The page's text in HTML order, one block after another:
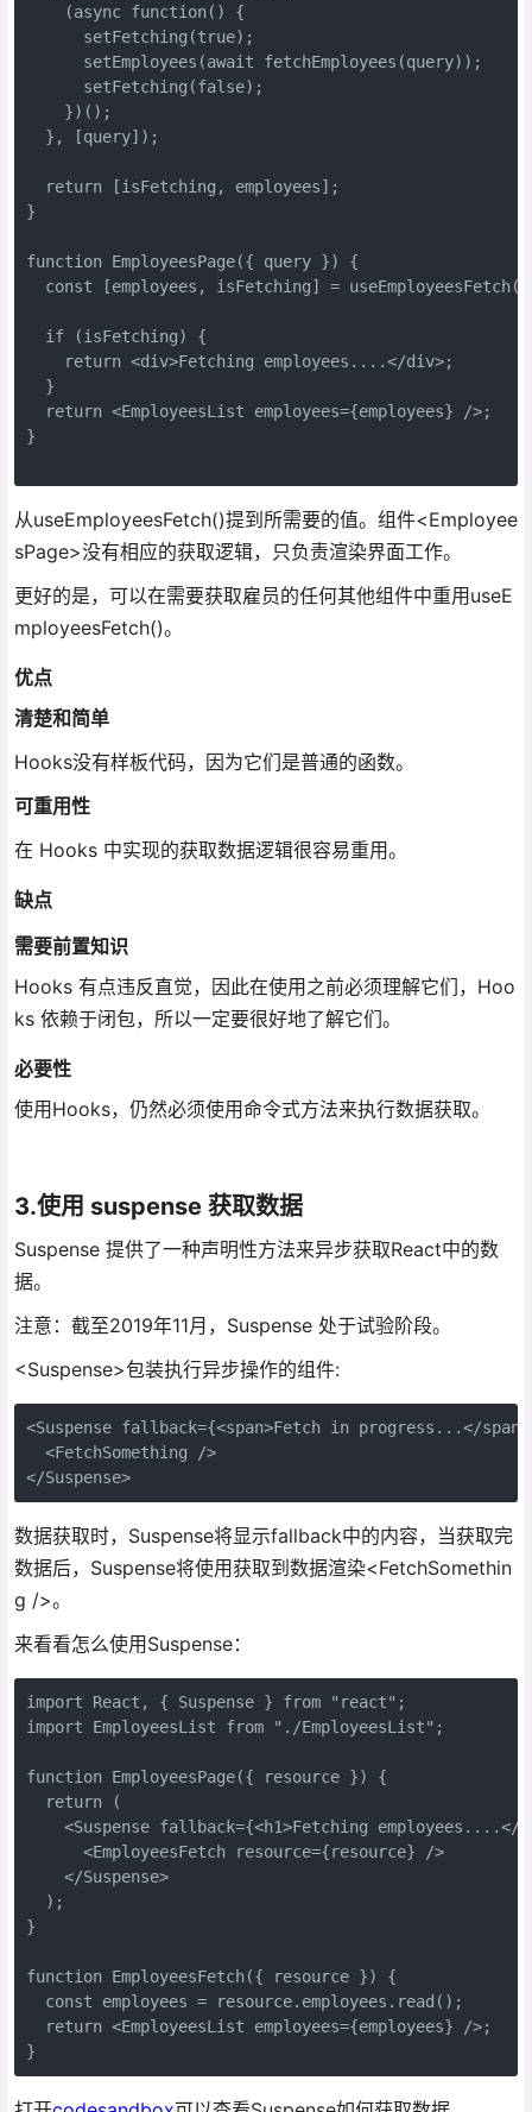
    (async function() {
      setFetching(true);
      setEmployees(await fetchEmployees(query));
      setFetching(false);
    })();
  }, [query]);
  return [isFetching, employees];
}
function EmployeesPage({ query }) {
const [employees, isFetching] =
  if (isFetching) {
    return <div>Fetching employees....</div>;
  }
  return <EmployeesList employees={employees} />;
}
从useEmployeesFetch()提到所需要的值。组件<Employee
sPage>没有相应的获取逻辑，只负责渲染界面工作。
更好的是，可以在需要获取雇员的任何其他组件中重用useE
mployeesFetch()。
优点
清楚和简单
Hooks没有样板代码，因为它们是普通的函数。
可重用性
在 Hooks 中实现的获取数据逻辑很容易重用。
缺点
需要前置知识
Hooks 有点违反直觉，因此在使用之前必须理解它们，Hoo
ks 依赖于闭包，所以一定要很好地了解它们。
必要性
使用Hooks，仍然必须使用命令式方法来执行数据获取。
3.使用 suspense 获取数据
Suspense 提供了一种声明性方法来异步获取React中的数
据。
注意：截至2019年11月，Suspense 处于试验阶段。
<Suspense>包装执行异步操作的组件:
<Suspense fallback={<span>Fetch in progress...</
  <FetchSomething />
</Suspense>
数据获取时，Suspense将显示fallback中的内容，当获取完
数据后，Suspense将使用获取到数据渲染<FetchSomethin
g />。
来看看怎么使用Suspense：
import React, { Suspense } from "react";
import EmployeesList from "./EmployeesList";
function EmployeesPage({ resource }) {
  return (
<Suspense fallback={<h1>Fetching employees....</
      <EmployeesFetch resource={resource} />
    </Suspense>
  );
}
function EmployeesFetch({ resource }) {
  const employees = resource.employees.read();
  return <EmployeesList employees={employees} />;